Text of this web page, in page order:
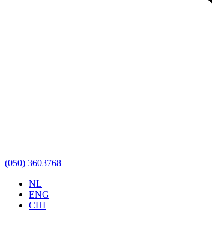
(050) 3603768
NL
ENG
CHI